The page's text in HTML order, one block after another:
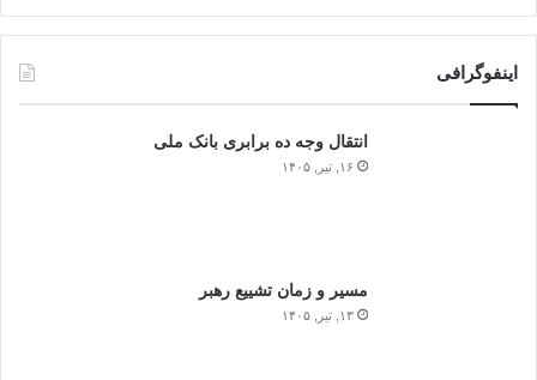
اینفوگرافی
انتقال وجه ده برابری بانک ملی
۱۶, تیر, ۱۴۰۵
مسیر و زمان تشییع رهبر
۱۳, تیر, ۱۴۰۵